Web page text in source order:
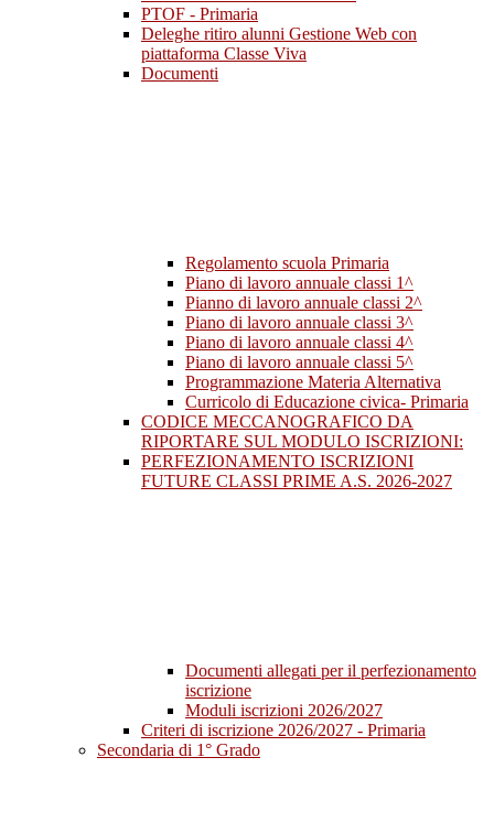
PTOF - Primaria
Deleghe ritiro alunni Gestione Web con
piattaforma Classe Viva
Documenti
Regolamento scuola Primaria
Piano di lavoro annuale classi 1^
Pianno di lavoro annuale classi 2^
Piano di lavoro annuale classi 3^
Piano di lavoro annuale classi 4^
Piano di lavoro annuale classi 5^
Programmazione Materia Alternativa
Curricolo di Educazione civica- Primaria
CODICE MECCANOGRAFICO DA
RIPORTARE SUL MODULO ISCRIZIONI:
PERFEZIONAMENTO ISCRIZIONI
FUTURE CLASSI PRIME A.S. 2026-2027
Documenti allegati per il perfezionamento
iscrizione
Moduli iscrizioni 2026/2027
Criteri di iscrizione 2026/2027 - Primaria
Secondaria di 1° Grado